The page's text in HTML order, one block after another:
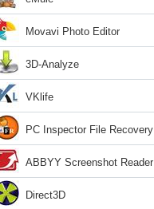
Movavi Photo Editor
3D-Analyze
VKlife
PC Inspector File Recovery
ABBYY Screenshot Reader
Direct3D